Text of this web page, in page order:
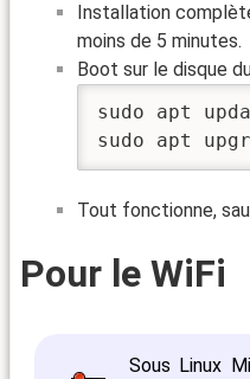
Installation
moins de 5 minutes.
Boot sur le disque
sudo apt
sudo apt
Tout fonctionne,
Pour le WiFi
Sous Linux